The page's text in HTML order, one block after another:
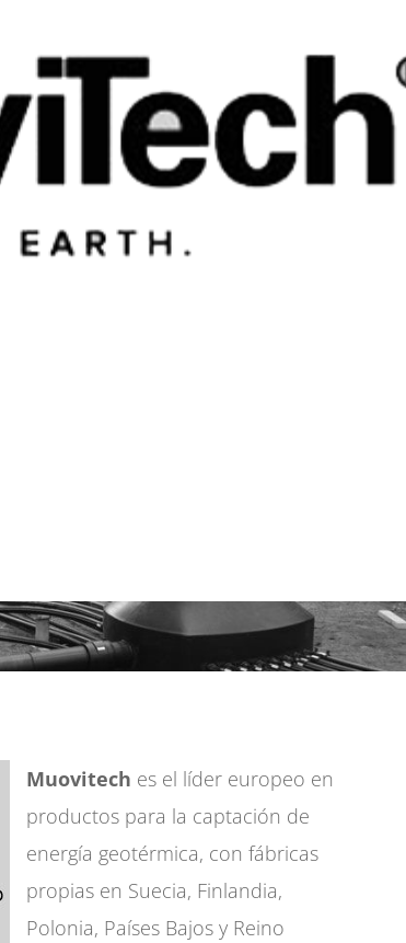
Muovitech es el líder europeo en
productos para la captación de
energía geotérmica, con fábricas
propias en Suecia, Finlandia,
Polonia, Países Bajos y Reino